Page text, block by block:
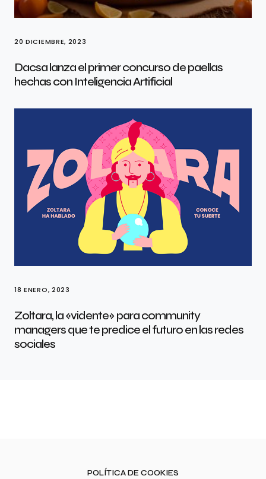
20 DICIEMBRE, 2023
Dacsa lanza el primer concurso de paellas
hechas con Inteligencia Artificial
18 ENERO, 2023
Zoltara, la «vidente» para community
managers que te predice el futuro en las redes
sociales
POLÍTICA DE COOKIES